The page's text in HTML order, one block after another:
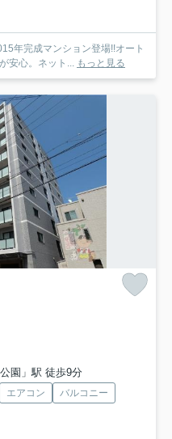
年完成マンション登場!!オート
安心。ネット... もっと見る
園」駅 徒歩9分
エアコン
バルコニー